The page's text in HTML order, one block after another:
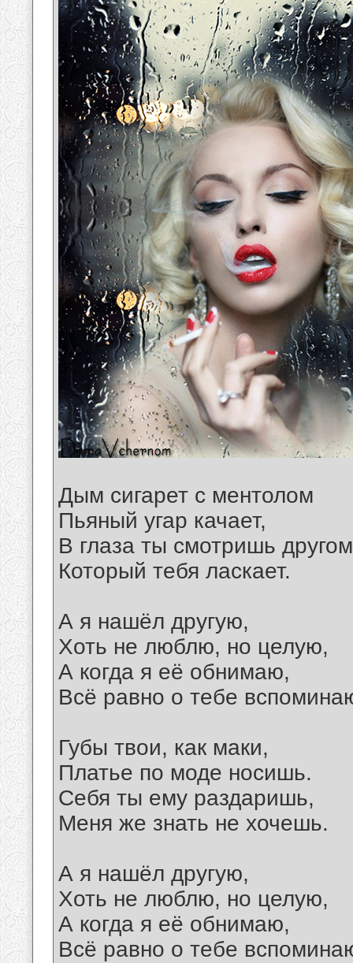
Дым сигарет с ментолом
Пьяный угар качает,
В глаза ты смотришь
Который тебя ласкает.
А я нашёл другую,
Хоть не люблю, но целую,
А когда я её обнимаю,
Всё равно о тебе
Губы твои, как маки,
Платье по моде носишь.
Себя ты ему раздаришь,
Меня же знать не хочешь.
А я нашёл другую,
Хоть не люблю, но целую,
А когда я её обнимаю,
Всё равно о тебе